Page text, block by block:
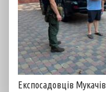
Експосадовців